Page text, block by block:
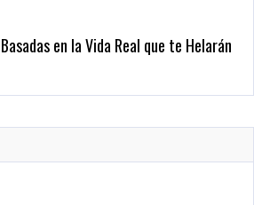
4: Últimos ritos ya está disponible